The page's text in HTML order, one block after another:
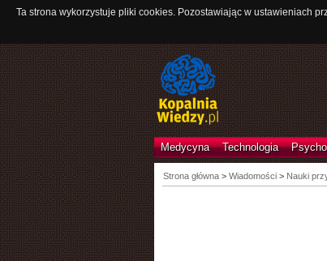
Ta strona wykorzystuje pliki cookies. Pozostawiając w ustawieniach
Medycyna Technologia
Strona główna> Wiadomości > Nauki